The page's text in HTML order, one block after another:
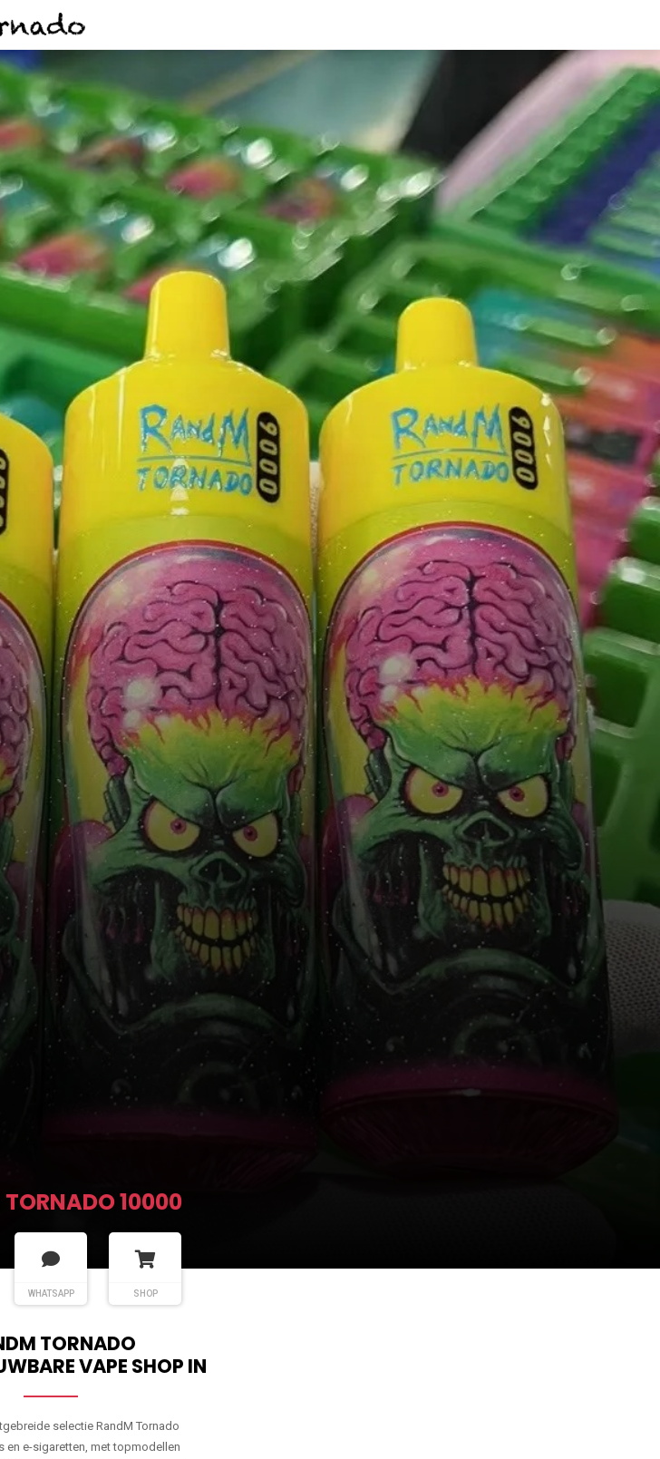
TORNADO 10000
WHATSAPP SHOP
TORNADO
VAPE SHOP IN
selectie RandM Tornado
en e-sigaretten, met topmodellen